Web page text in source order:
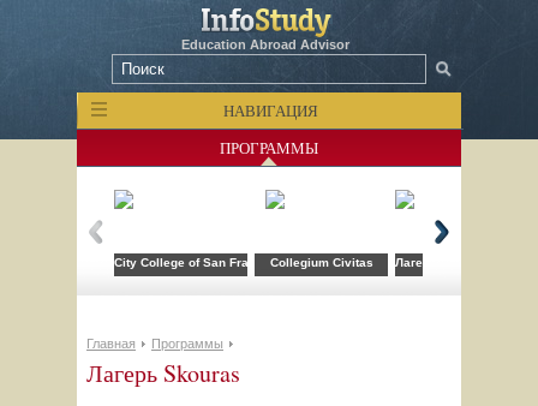
Education Abroad Advisor
НАВИГАЦИЯ
ПРОГРАММЫ
City College of San FranciscoCollegium Civitas Лагерь компьютерных
Главная Программы
Лагерь Skouras